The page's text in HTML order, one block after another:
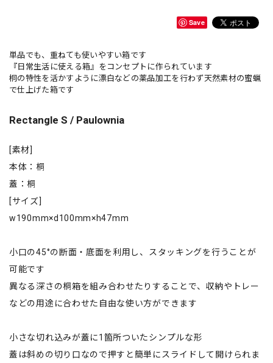
Save
単品でも、重ねても使いやすい箱です
『日常生活に使える箱』をコンセプトに作られています
桐の特性を活かすように漂白などの薬品加工を行わず天然素材の蜜蝋
で仕上げた箱です
Rectangle S / Paulownia
[素材]
本体：桐
蓋：桐
[サイズ]
w190mm×d100mm×h47mm
小口の45°の断面・底面を利用し、スタッキングを行うことが
可能です
異なる深さの桐箱を組み合わせたりすることで、収納やトレー
などの用途に合わせた自由な使い方ができます
小さな切れ込みが蓋に1箇所ついたシンプルな形
蓋は斜めの切り口なので押すと簡単にスライドして開けられま